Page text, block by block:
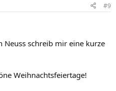
#9
Neuss schreib mir eine kurze
Weihnachtsfeiertage!